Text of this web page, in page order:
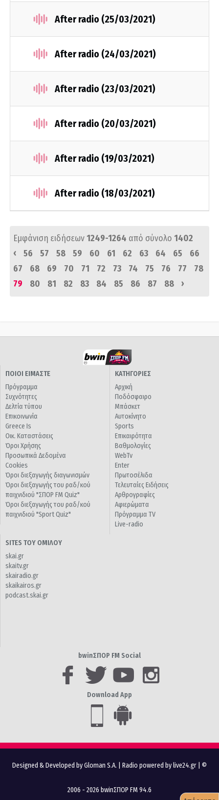
After radio (25/03/2021)
After radio (24/03/2021)
After radio (23/03/2021)
After radio (20/03/2021)
After radio (19/03/2021)
After radio (18/03/2021)
Εμφάνιση ειδήσεων1249-1264 από σύνολο 1402
‹
56 57 58 59 60 61 62 63 64 65
66
67
68 69 70 71 72 73 74 75 76 77
78
79
80 81 82 83 84 85 86 87 88 ›
ΠΟΙΟΙ ΕΙΜΑΣΤΕ
Πρόγραμμα
Συχνότητες
Δελτία τύπου
Επικοινωνία
Greece Is
Οικ. Καταστάσεις
Όροι Χρήσης
Προσωπικά Δεδομένα
Cookies
Όροι διεξαγωγής διαγωνισμών
Όροι διεξαγωγής του ραδ/κού
παιχνιδιού "ΣΠΟΡ FM Quiz"
Όροι διεξαγωγής του ραδ/κού
παιχνιδιού "Sport Quiz"
ΚΑΤΗΓΟΡΙΕΣ
Αρχική
Ποδόσφαιρο
Μπάσκετ
Αυτοκίνητο
Sports
Επικαιρότητα
Βαθμολογίες
WebTv
Enter
Πρωτοσέλιδα
Τελευταίες Ειδήσεις
Αρθρογραφίες
Αφιερώματα
Πρόγραμμα TV
Live-radio
SITES ΤΟΥ ΟΜΙΛΟΥ
skai.gr
skaitv.gr
skairadio.gr
skaikairos.gr
podcast.skai.gr
bwinΣΠΟΡ FM Social
Download App
Designed & Developed by Gloman S.A. Radio powered by live24.gr | ©
2006 - 2026 bwinΣΠΟΡ FM 94.6